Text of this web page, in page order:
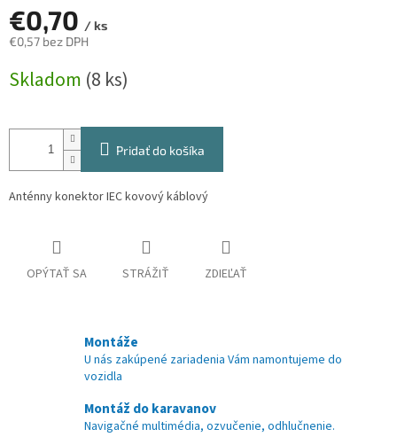
€0,70 / ks
€0,57 bez DPH
cena:
Skladom (8 ks)
Pridať do košíka
Anténny konektor IEC kovový káblový
OPÝTAŤ SA STRÁŽIŤ ZDIEĽAŤ
Montáže
U nás zakúpené zariadenia Vám namontujeme do
vozidla
Montáž do karavanov
Navigačné multimédia, ozvučenie, odhlučnenie.